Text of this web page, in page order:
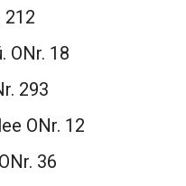
212
ONr. 18
293
ONr. 12
36